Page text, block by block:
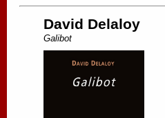
David Delaloy
Galibot